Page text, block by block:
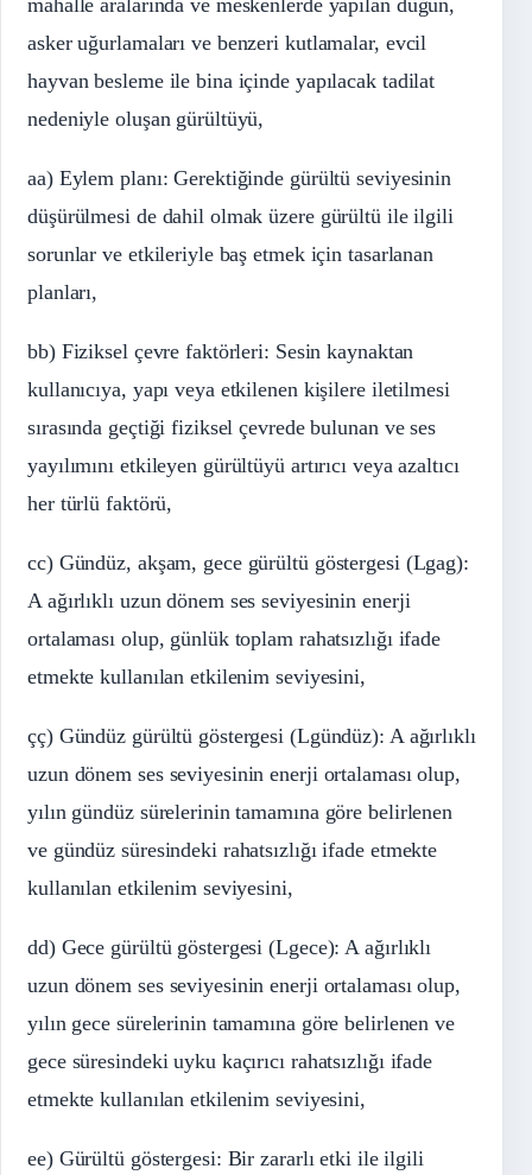
mahalle aralarında ve meskenlerde yapılan düğün,
asker uğurlamaları ve benzeri kutlamalar, evcil
hayvan besleme ile bina içinde yapılacak tadilat
nedeniyle oluşan gürültüyü,
aa) Eylem planı: Gerektiğinde gürültü seviyesinin
düşürülmesi de dahil olmak üzere gürültü ile ilgili
sorunlar ve etkileriyle baş etmek için tasarlanan
planları,
bb) Fiziksel çevre faktörleri: Sesin kaynaktan
kullanıcıya, yapı veya etkilenen kişilere iletilmesi
sırasında geçtiği fiziksel çevrede bulunan ve ses
yayılımını etkileyen gürültüyü artırıcı veya azaltıcı
her türlü faktörü,
cc) Gündüz, akşam, gece gürültü göstergesi (Lgag):
A ağırlıklı uzun dönem ses seviyesinin enerji
ortalaması olup, günlük toplam rahatsızlığı ifade
etmekte kullanılan etkilenim seviyesini,
çç) Gündüz gürültü göstergesi (Lgündüz): A ağırlıklı
uzun dönem ses seviyesinin enerji ortalaması olup,
yılın gündüz sürelerinin tamamına göre belirlenen
ve gündüz süresindeki rahatsızlığı ifade etmekte
kullanılan etkilenim seviyesini,
dd) Gece gürültü göstergesi (Lgece): A ağırlıklı
uzun dönem ses seviyesinin enerji ortalaması olup,
yılın gece sürelerinin tamamına göre belirlenen ve
gece süresindeki uyku kaçırıcı rahatsızlığı ifade
etmekte kullanılan etkilenim seviyesini,
ee) Gürültü göstergesi: Bir zararlı etki ile ilgili